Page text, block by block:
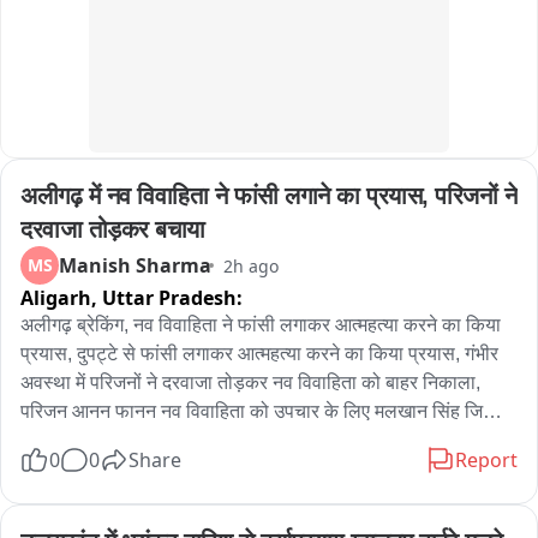
अलीगढ़ में नव विवाहिता ने फांसी लगाने का प्रयास, परिजनों ने
दरवाजा तोड़कर बचाया
MS Manish Sharma 2h ago
Aligarh, Uttar Pradesh:
अलीगढ़ ब्रेकिंग, नव विवाहिता ने फांसी लगाकर आत्महत्या करने का किया
प्रयास, दुपट्टे से फांसी लगाकर आत्महत्या करने का किया प्रयास, गंभीर
अवस्था में परिजनों ने दरवाजा तोड़कर नव विवाहिता को बाहर निकाला,
परिजन आनन फानन नव विवाहिता को उपचार के लिए मलखान सिंह जिला
कॉलेज के लिए किया रेफर, अलीगढ़ के थाना गांधी पार्क के इलाके के
0 0 Share Report